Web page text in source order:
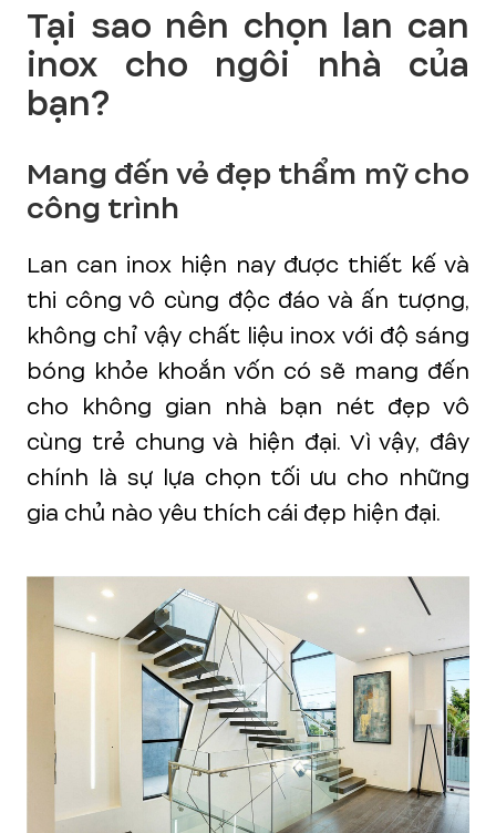
Tại sao nên chọn lan can
inox cho ngôi nhà của
bạn?
Mang đến vẻ đẹp thẩm mỹ cho
công trình
Lan can inox hiện nay được thiết kế và
thi công vô cùng độc đáo và ấn tượng,
không chỉ vậy chất liệu inox với độ sáng
bóng khỏe khoắn vốn có sẽ mang đến
cho không gian nhà bạn nét đẹp vô
cùng trẻ chung và hiện đại. Vì vậy, đây
chính là sự lựa chọn tối ưu cho những
gia chủ nào yêu thích cái đẹp hiện đại.